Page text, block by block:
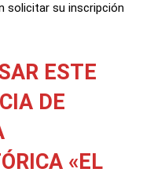
solicitar su inscripción
ESTE
DE
«EL